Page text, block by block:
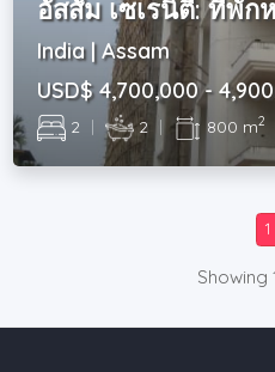
อัสสัม เซเรนิตี้: ที่พัก
India | Assam
USD$ 4,700,000 -
2 | 2 | 800 m2
1
Showing